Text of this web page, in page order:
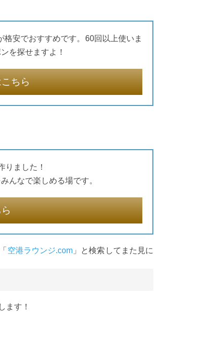
安でおすすめです。60回以上使いま
を探せますよ！
ちら
りました！
んなで楽しめる場です。
空港ラウンジ.com 」と検索してまた見に
ます！